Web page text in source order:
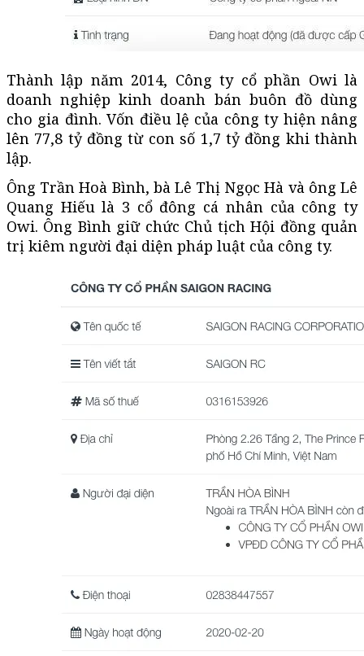
Thành lập năm 2014, Công ty cổ phần Owi là
doanh nghiệp kinh doanh bán buôn đồ dùng
cho gia đình. Vốn điều lệ của công ty hiện nâng
lên 77,8 tỷ đồng từ con số 1,7 tỷ đồng khi thành
lập.
Ông Trần Hoà Bình, bà Lê Thị Ngọc Hà và ông Lê
Quang Hiếu là 3 cổ đông cá nhân của công ty
Owi. Ông Bình giữ chức Chủ tịch Hội đồng quản
trị kiêm người đại diện pháp luật của công ty.